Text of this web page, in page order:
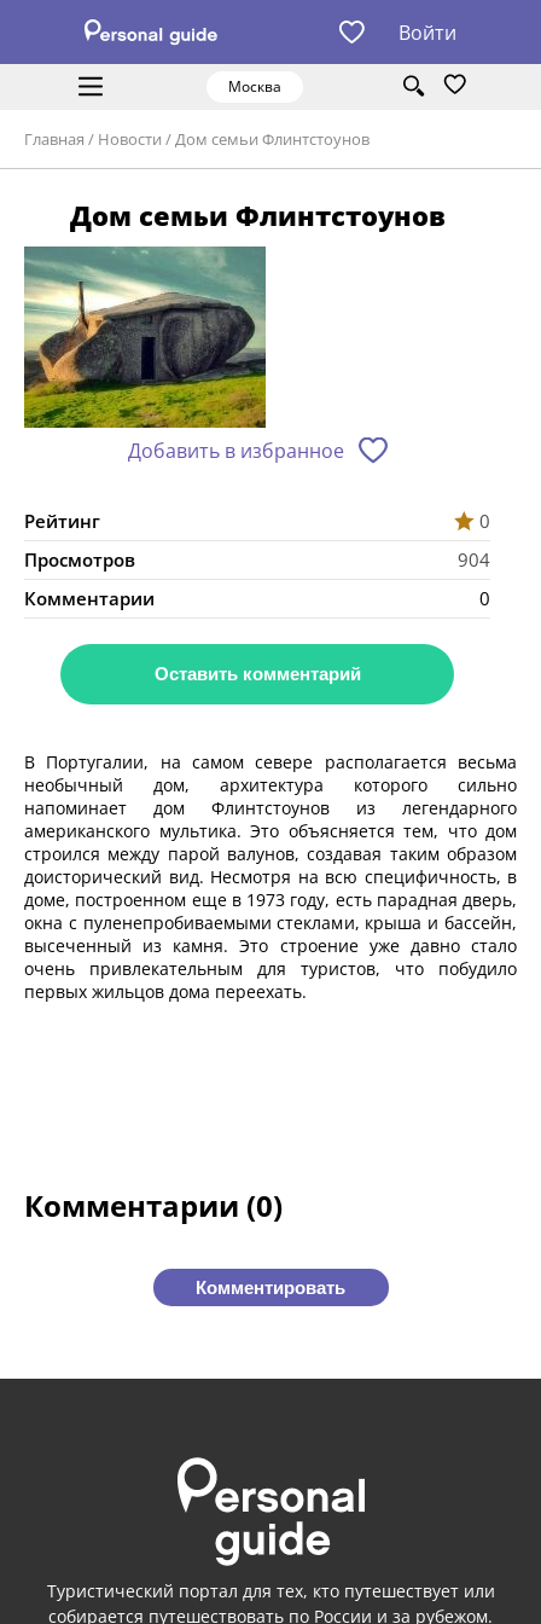
Войти
Москва
Главная / Новости /Дом семьи Флинтстоунов
Дом семьи Флинтстоунов
Добавить в избранное
Рейтинг
0
Просмотров
904
Комментарии
0
Оставить комментарий
В Португалии, на самом севере располагается весьма
необычный дом, архитектура которого сильно
напоминает дом Флинтстоунов из легендарного
американского мультика. Это объясняется тем, что дом
строился между парой валунов, создавая таким образом
доисторический вид. Несмотря на всю специфичность, в
доме, построенном еще в 1973 году, есть парадная дверь,
окна с пуленепробиваемыми стеклами, крыша и бассейн,
высеченный из камня. Это строение уже давно стало
очень привлекательным для туристов, что побудило
первых жильцов дома переехать.
Комментарии (0)
Комментировать
Туристический портал для тех, кто путешествует или
собирается путешествовать по России и за рубежом.